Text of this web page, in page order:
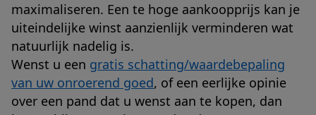
maximaliseren. Een te hoge aankoopprijs kan je
uiteindelijke winst aanzienlijk verminderen wat
natuurlijk nadelig is.
Wenst u een gratis schatting/waardebepaling
van uw onroerend goed, of een eerlijke opinie
over een pand dat u wenst aan te kopen, dan